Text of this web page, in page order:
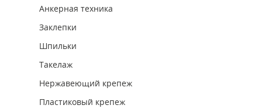
Анкерная техника
Заклепки
Шпильки
Такелаж
Нержавеющий крепеж
Пластиковый крепеж